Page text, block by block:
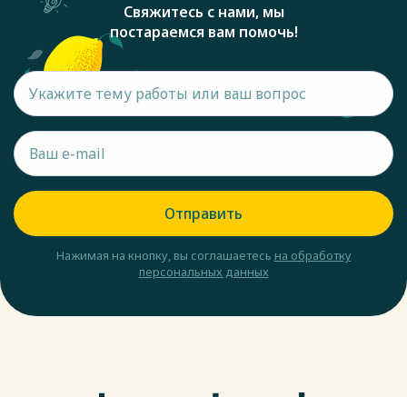
Свяжитесь с нами, мы
постараемся вам помочь!
Отправить
Нажимая на кнопку, вы соглашаетесь на обработку
персональных данных